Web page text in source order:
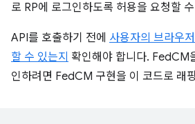
로 RP에 로그인하도록 허용을 요청할
API를 호출하기 전에 사용자의 브라우
할 수 있는지 확인해야 합니다. FedCM
인하려면 FedCM 구현을 이 코드로 래